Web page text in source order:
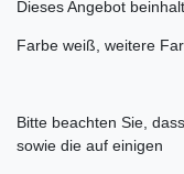
Dieses Angebot
Farbe weiß, weitere
Bitte beachten Sie,
sowie die auf einigen